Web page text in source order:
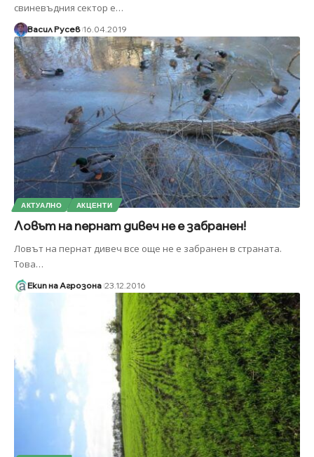
свиневъдния сектор е…
Васил Русев 16.04.2019
АКТУАЛНО АКЦЕНТИ
Ловът на пернат дивеч не е забранен!
Ловът на пернат дивеч все още не е забранен в страната.
Това…
Екип на Агрозона 23.12.2016